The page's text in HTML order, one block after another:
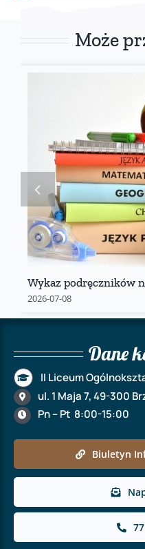
Może
Wykaz podręczników
2026-07-08
Dane
II Liceum
ul. 1 Maja 7, 49-300
Pn – Pt 8:00-15:00
Biuletyn